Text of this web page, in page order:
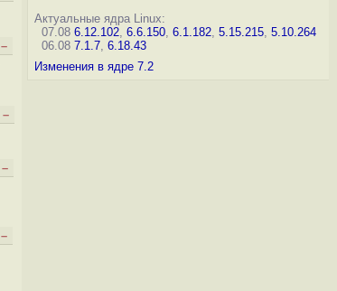
–
–
–
–
Актуальные ядра Linux:
07.08 6.12.102, 6.6.150, 6.1.182, 5.15.215, 5.10.264
06.08 7.1.7, 6.18.43
Изменения в ядре 7.2